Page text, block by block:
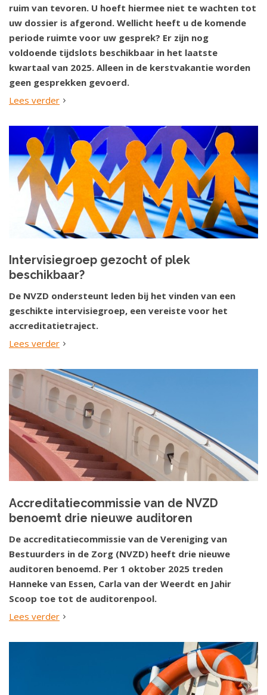
ruim van tevoren. U hoeft hiermee niet te wachten tot
uw dossier is afgerond. Wellicht heeft u de komende
periode ruimte voor uw gesprek? Er zijn nog
voldoende tijdslots beschikbaar in het laatste
kwartaal van 2025. Alleen in de kerstvakantie worden
geen gesprekken gevoerd.
Lees verder
Intervisiegroep gezocht of plek
beschikbaar?
De NVZD ondersteunt leden bij het vinden van een
geschikte intervisiegroep, een vereiste voor het
accreditatietraject.
Lees verder
Accreditatiecommissie van de NVZD
benoemt drie nieuwe auditoren
De accreditatiecommissie van de Vereniging van
Bestuurders in de Zorg (NVZD) heeft drie nieuwe
auditoren benoemd. Per 1 oktober 2025 treden
Hanneke van Essen, Carla van der Weerdt en Jahir
Scoop toe tot de auditorenpool.
Lees verder